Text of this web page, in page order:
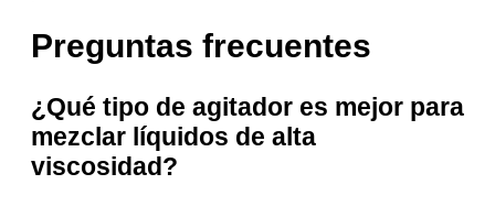
Preguntas frecuentes
¿Qué tipo de agitador es mejor para
mezclar líquidos de alta
viscosidad?